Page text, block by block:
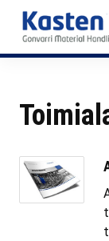
main
content